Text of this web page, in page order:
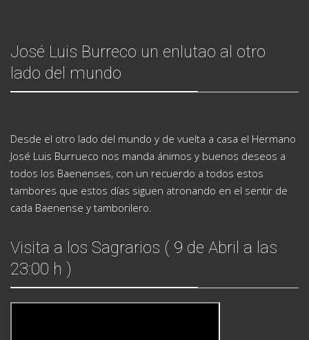
José Luis Burreco un enlutao al otro
lado del mundo
Desde el otro lado del mundo y de vuelta a casa el Hermano
José Luis Burrueco nos manda ánimos y buenos deseos a
todos los Baenenses, con un recuerdo a todos estos
tambores que estos días siguen atronando en el sentir de
cada Baenense y tamborilero.
Visita a los Sagrarios ( 9 de Abril a las
23:00 h )